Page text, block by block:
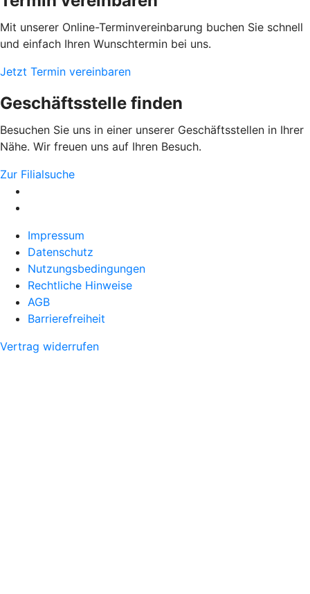
Mit unserer Online-Terminvereinbarung buchen Sie schnell
und einfach Ihren Wunschtermin bei uns.
Jetzt Termin vereinbaren
Geschäftsstelle finden
Besuchen Sie uns in einer unserer Geschäftsstellen in Ihrer
Nähe. Wir freuen uns auf Ihren Besuch.
Zur Filialsuche
Impressum
Datenschutz
Nutzungsbedingungen
Rechtliche Hinweise
AGB
Barrierefreiheit
Vertrag widerrufen